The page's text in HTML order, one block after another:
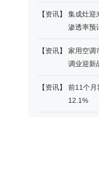
【资讯】
集成灶迎
渗透率预
【资讯】
家用空调
调业迎新
【资讯】
前11个月
12.1%